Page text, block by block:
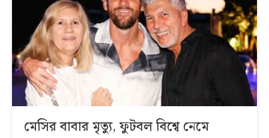
মেসির বাবার মৃত্যু, ফুটবল বিশ্বে নেমে